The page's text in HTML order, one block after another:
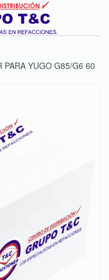
PARA YUGO G85/G6 60